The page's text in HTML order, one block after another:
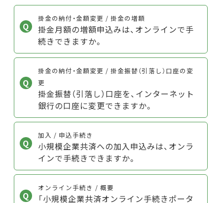
掛金の納付・金額変更 / 掛金の増額
掛金月額の増額申込みは、オンラインで手
続きできますか。
掛金の納付・金額変更 / 掛金振替（引落し）口座の変
更
掛金振替（引落し）口座を、インターネット
銀行の口座に変更できますか。
加入 / 申込手続き
小規模企業共済への加入申込みは、オンラ
インで手続きできますか。
オンライン手続き / 概要
「小規模企業共済オンライン手続きポータ